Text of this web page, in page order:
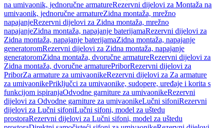
na umivaonik, jednoručne armatureRezervni dijelovi za Montaža na
umivaonik, jednoručne armatureZidna montaža, mrežno
napajanjeRezervni dijelovi za Zidna montaža, mrežno
napajanjeZidna montaža, napajanje baterijamaRezervni dijelovi za
Zidna montaža, napajanje baterijamaZidna montaža, napajanje
generatoromRezervni dijelovi za Zidna montaža, napajanje
generatoromZidna montaža, dvoručne armatureRezervni dijelovi za
Zidna montaža, dvoručne armaturePriborRezervni dijelovi za
PriborZa armature za umivaonikeRezervni dijelovi za Za armature
za umivaonikePriključci za umivaonike, sudopere, uređaje i korita s
funkcijom ispiranjaOdvodne garniture za umivaonikeRezervni
dijelovi za Odvodne garniture za umivaonikeLučni sifoniRezervni
dijelovi za Lučni sifoniLučni sifoni, model za uštedu
prostoraRezervni dijelovi za Lučni sifoni, model za uštedu